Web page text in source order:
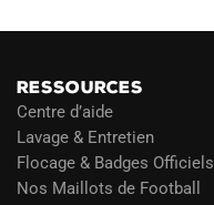
RESSOURCES
Centre d’aide
Lavage & Entretien
Flocage & Badges Officiels
Nos Maillots de Football